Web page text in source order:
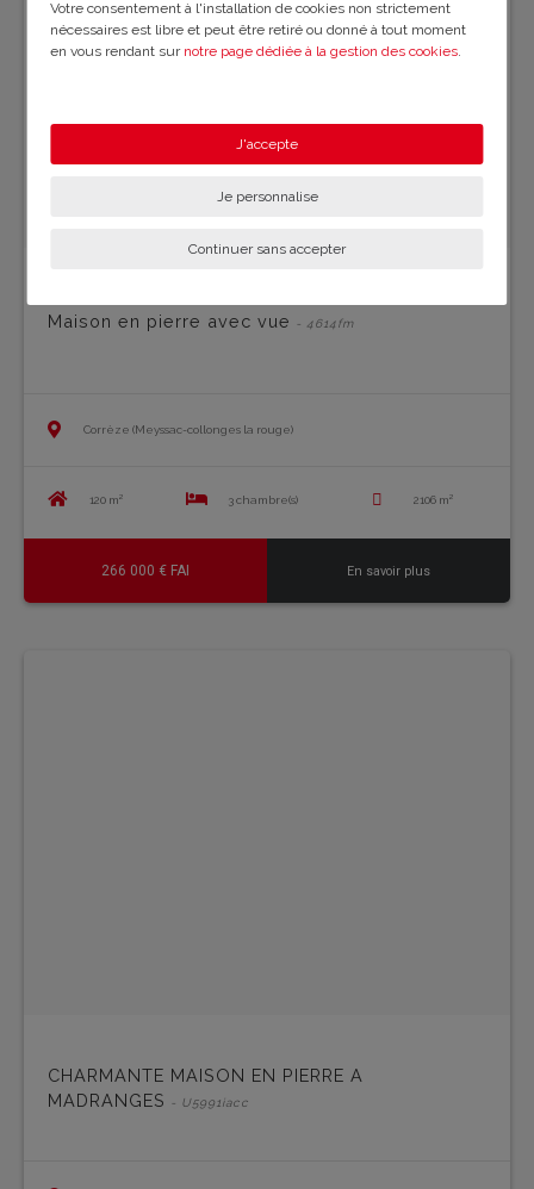
Maison en pierre avec vue - 4614fm
Corrèze (Meyssac-collonges la rouge)
120 m² 3 chambre(s) 2106 m²
266 000 € FAI En savoir plus
CHARMANTE MAISON EN PIERRE A
MADRANGES
- U5991iacc
Votre consentement à l'installation de cookies non strictement
nécessaires est libre et peut être retiré ou donné à tout moment
en vous rendant sur notre page dédiée à la gestion des cookies.
J'accepte
Je personnalise
Continuer sans accepter